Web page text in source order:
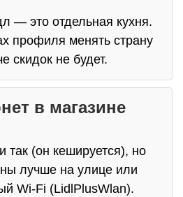
— это отдельная кухня.
профиля менять страну
скидок не будет.
в магазине
так (он кешируется), но
лучше на улице или
Wi-Fi (LidlPlusWlan).